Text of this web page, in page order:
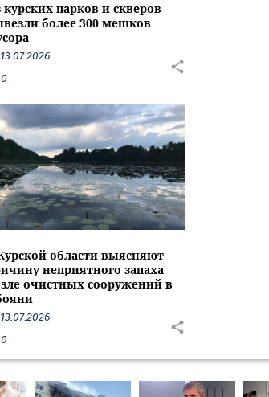
курских парков и скверов
более 300 мешков
13.07.2026
0
области выясняют
неприятного запаха
очистных сооружений в
13.07.2026
0